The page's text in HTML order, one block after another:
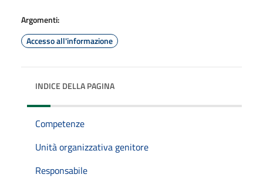
Argomenti:
Accesso all'informazione
INDICE DELLA PAGINA
Competenze
Unità organizzativa genitore
Responsabile